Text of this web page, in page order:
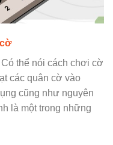
thể nói cách chơi cờ
các quân cờ vào
cũng như nguyên
là một trong những